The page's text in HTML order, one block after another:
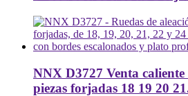
NNX D3727 Venta
piezas forjadas 18 19 20